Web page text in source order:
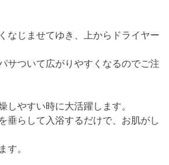
なじませてゆき、上からドライヤー
サついて広がりやすくなるのでご注
しやすい時に大活躍します。
垂らして入浴するだけで、お肌がし
す。